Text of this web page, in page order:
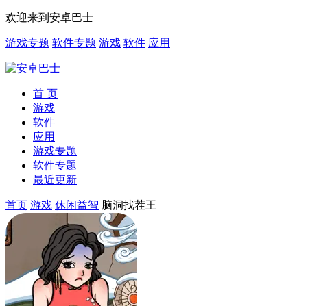
欢迎来到安卓巴士
游戏专题 软件专题 游戏 软件 应用
首 页
游戏
软件
应用
游戏专题
软件专题
最近更新
首页 游戏 休闲益智 脑洞找茬王